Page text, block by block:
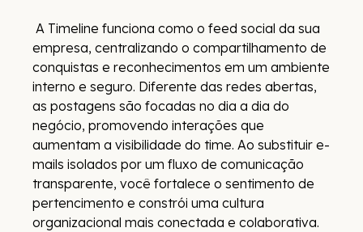
A Timeline funciona como o feed social da sua
empresa, centralizando o compartilhamento de
conquistas e reconhecimentos em um ambiente
interno e seguro. Diferente das redes abertas,
as postagens são focadas no dia a dia do
negócio, promovendo interações que
aumentam a visibilidade do time. Ao substituir e-
mails isolados por um fluxo de comunicação
transparente, você fortalece o sentimento de
pertencimento e constrói uma cultura
organizacional mais conectada e colaborativa.